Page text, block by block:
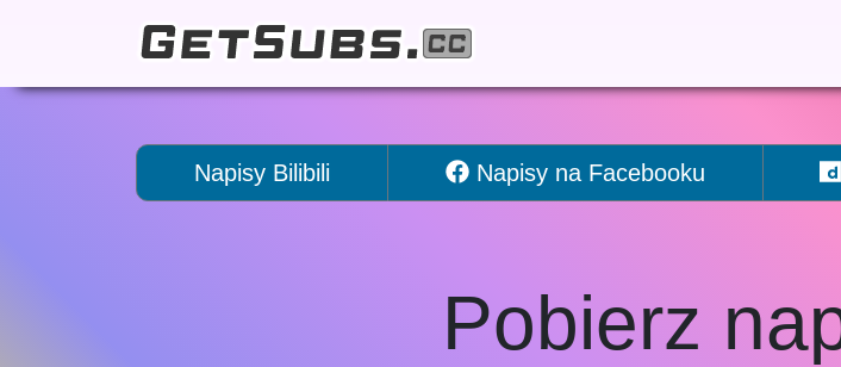
Napisy Bilibili Napisy na Facebooku
Pobierz